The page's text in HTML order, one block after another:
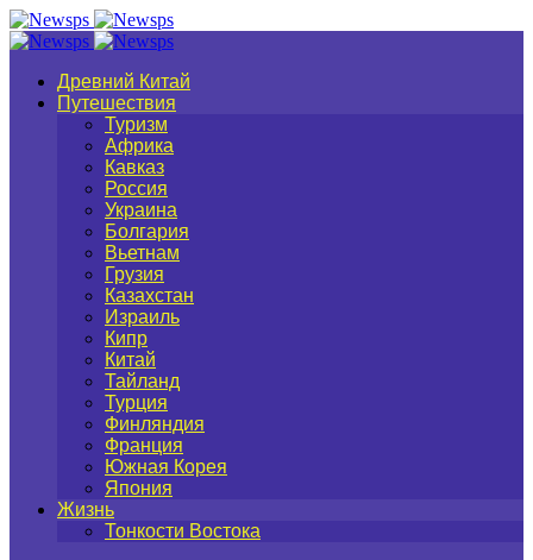
Древний Китай
Путешествия
Туризм
Африка
Кавказ
Россия
Украина
Болгария
Вьетнам
Грузия
Казахстан
Израиль
Кипр
Китай
Тайланд
Турция
Финляндия
Франция
Южная Корея
Япония
Жизнь
Тонкости Востока